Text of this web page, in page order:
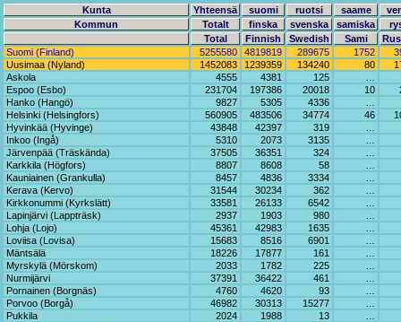
Kunta Yhteensä suomi ruotsi saame
Kommun
Totalt finska svenska samiska
Total
Finnish Swedish Sami
Suomi (Finland)
5255580 4819819 289675 1752
Uusimaa (Nyland)
1452083 1239359 134240 80
Askola
4555 4381 125
Espoo (Esbo)
231704 197386 20018 10
Hanko (Hangö)
9827 5305 4336
Helsinki (Helsingfors)
560905 483506 34774 46
Hyvinkää (Hyvinge)
43848 42397 319
Inkoo (Ingå)
5310 2073 3135
Järvenpää (Träskända)
37505 36351 324
Karkkila (Högfors)
8807 8608 58
Kauniainen (Grankulla)
8457 4836 3334
Kerava (Kervo)
31544 30234 362
Kirkkonummi (Kyrkslätt)
33581 26133 6542
Lapinjärvi (Lappträsk)
2937 1903 980
Lohja (Lojo)
45361 42983 1635
Loviisa (Lovisa)
15683 8516 6901
Mäntsälä
18226 17877 161
Myrskylä (Mörskom)
2033 1782 225
Nurmijärvi
37391 36422 461
Pornainen (Borgnäs)
4760 4620 93
Porvoo (Borgå)
46982 30313 15277
Pukkila
2024 1988 13